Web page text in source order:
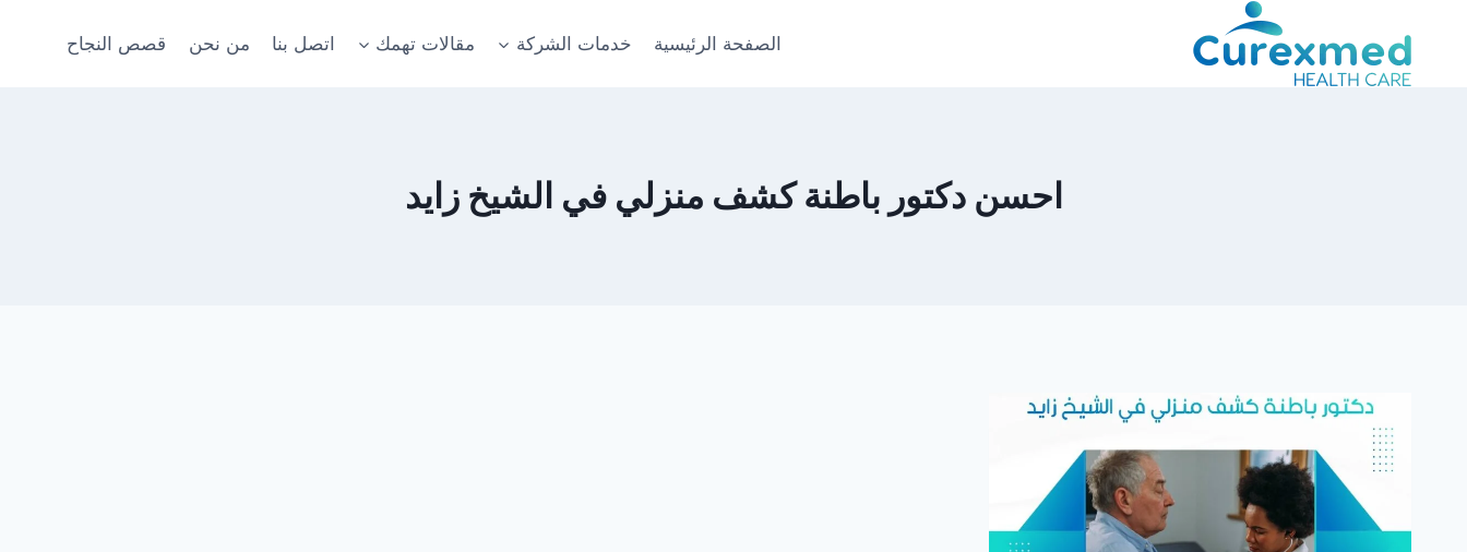
المحتوى
الصفحة الرئيسية خدمات الشركة مقالات تهمك اتصل بنا من نحن قصص النجاح
احسن دكتور باطنة كشف منزلي في الشيخ زايد